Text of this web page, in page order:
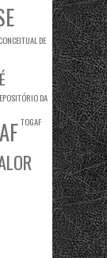
DE
DA
TOGAF